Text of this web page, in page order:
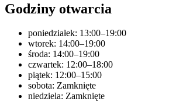
Godziny otwarcia
poniedziałek: 13:00–19:00
wtorek: 14:00–19:00
środa: 14:00–19:00
czwartek: 12:00–18:00
piątek: 12:00–15:00
sobota: Zamknięte
niedziela: Zamknięte